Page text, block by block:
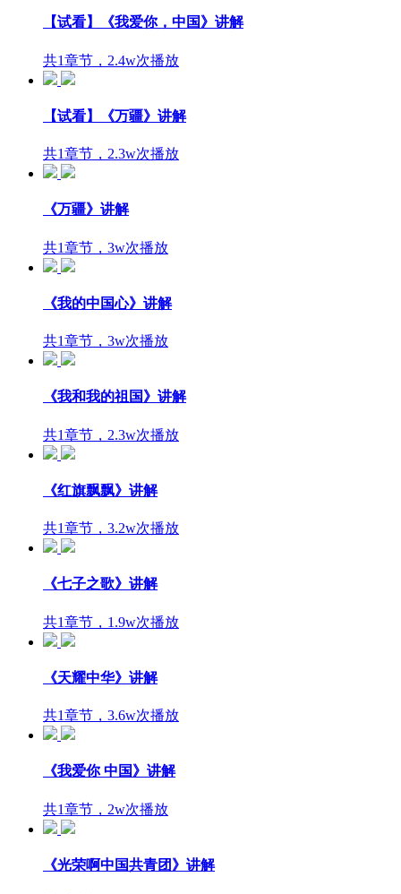
【试看】《我爱你，中国》讲解
共1章节，2.4w次播放
【试看】《万疆》讲解
共1章节，2.3w次播放
《万疆》讲解
共1章节，3w次播放
《我的中国心》讲解
共1章节，3w次播放
《我和我的祖国》讲解
共1章节，2.3w次播放
《红旗飘飘》讲解
共1章节，3.2w次播放
《七子之歌》讲解
共1章节，1.9w次播放
《天耀中华》讲解
共1章节，3.6w次播放
《我爱你 中国》讲解
共1章节，2w次播放
《光荣啊中国共青团》讲解